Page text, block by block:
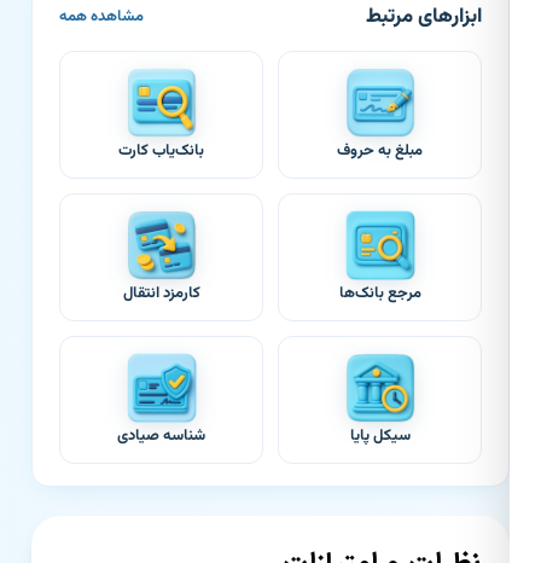
ابزارهای مرتبط مشاهده همه
مبلغ به حروف بانک‌یاب کارت
مرجع بانک‌ها کارمزد انتقال
سیکل پایا شناسه صیادی